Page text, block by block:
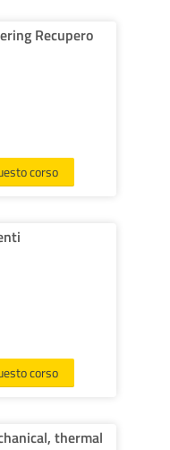
Recupero
corso
corso
thermal